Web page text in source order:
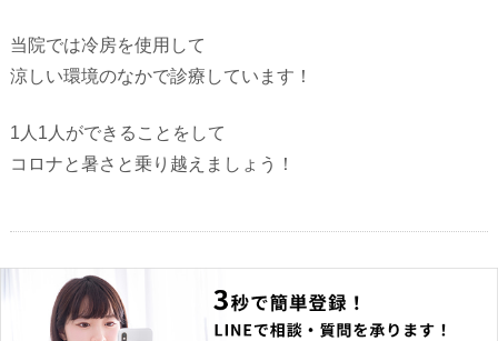
当院では冷房を使用して
涼しい環境のなかで診療しています！
1人1人ができることをして
コロナと暑さと乗り越えましょう！